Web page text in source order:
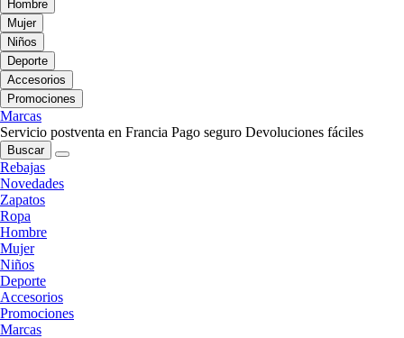
Hombre
Mujer
Niños
Deporte
Accesorios
Promociones
Marcas
Servicio postventa en Francia Pago seguro Devoluciones fáciles
Buscar
Rebajas
Novedades
Zapatos
Ropa
Hombre
Mujer
Niños
Deporte
Accesorios
Promociones
Marcas